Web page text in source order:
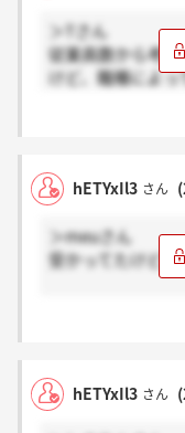
＞Tさん
従業員数から考
けど、職種によ
hETYxIl3 さん
＞meuさん
受かってたけど
hETYxIl3 さん